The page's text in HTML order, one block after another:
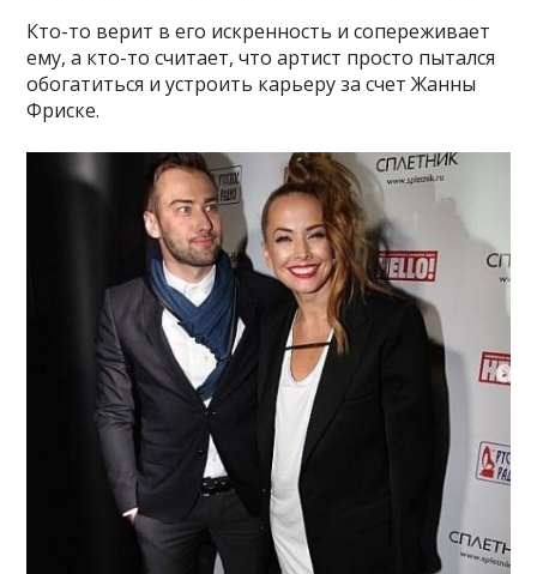
Кто-то верит в его искренность и сопереживает
ему, а кто-то считает, что артист просто пытался
обогатиться и устроить карьеру за счет Жанны
Фриске.